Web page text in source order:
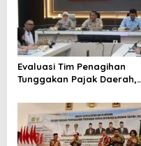
Evaluasi Tim Penagihan
Tunggakan Pajak Daerah,
Tagih Rp 1,4 M pada Juli
2026